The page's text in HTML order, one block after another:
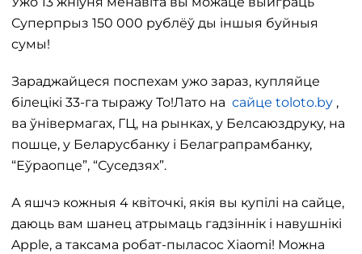
Суперпрыз 150 000 рублёў ды іншыя буйныя
сумы!
Зараджайцеся поспехам ужо зараз, купляйце
білецікі 33-га тыражу То!Лато на сайце toloto.by ,
ва ўнівермагах, ГЦ, на рынках, у Белсаюздруку, на
пошце, у Беларусбанку і Белаграпрамбанку,
“Еўраопце”, “Суседзях”.
А яшчэ кожныя 4 квіточкі, якія вы купілі на сайце,
даюць вам шанец атрымаць гадзіннік і навушнікі
Apple, а таксама робат-пыласос Xiaomi! Можна